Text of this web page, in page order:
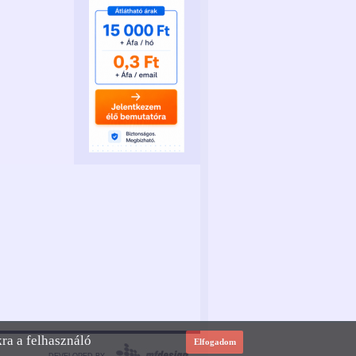
a felhasználó
Elfogadom